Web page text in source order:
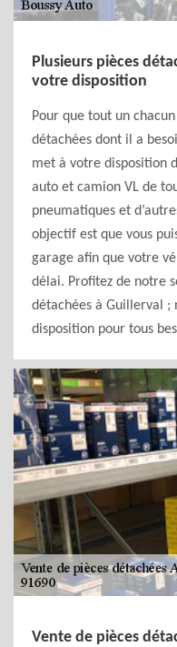
Plusieurs pièces
votre disposition
Pour que tout un
détachées dont il a
met à votre disposition
auto et camion VL de
pneumatiques et
objectif est que vous
garage afin que votre
délai. Profitez de notre
détachées à Guillerval ;
disposition pour tous
Vente de pièces